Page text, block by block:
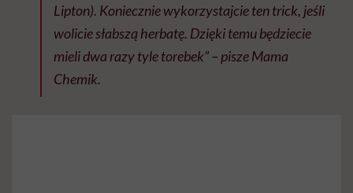
Lipton). Koniecznie wykorzystajcie ten trick, jeśli
wolicie słabszą herbatę. Dzięki temu będziecie
mieli dwa razy tyle torebek” – pisze Mama
Chemik.